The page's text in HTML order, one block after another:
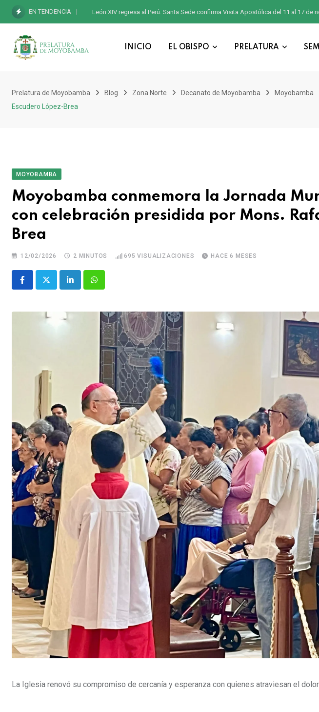
EN TENDENCIA León XIV regresa al Perú: Santa Sede confirma Visita Apostólica del 11 al 17 de
INICIO EL OBISPO PRELATURA
Prelatura de Moyobamba Blog Zona Norte Decanato de Moyobamba Moyobamba
Escudero López-Brea
MOYOBAMBA
Moyobamba conmemora la Jornada
con celebración presidida por Mons.
Brea
12/02/2026 2 MINUTOS 695 VISUALIZACIONES HACE 6 MESES
La Iglesia renovó su compromiso de cercanía y esperanza con quienes atraviesan el